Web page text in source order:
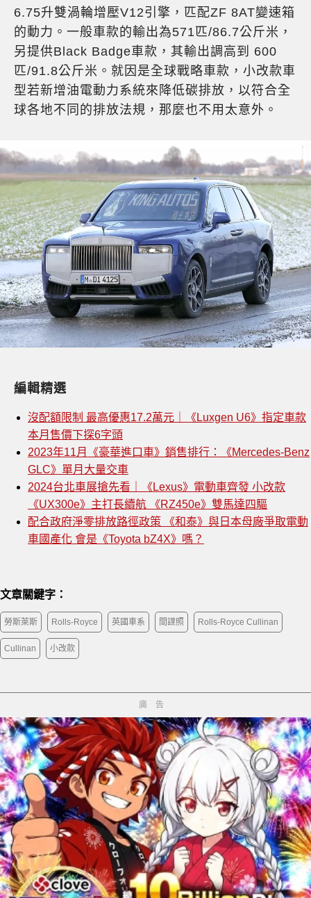
6.75升雙渦輪增壓V12引擎，匹配ZF 8AT變速箱
的動力。一般車款的輸出為571匹/86.7公斤米，
另提供Black Badge車款，其輸出調高到 600
匹/91.8公斤米。就因是全球戰略車款，小改款車
型若新增油電動力系統來降低碳排放，以符合全
球各地不同的排放法規，那麼也不用太意外。
編輯精選
沒配額限制 最高優惠17.2萬元｜《Luxgen U6》指定車款
本月售價下探6字頭
2023年11月《豪華進口車》銷售排行：《Mercedes-Benz
GLC》單月大量交車
2024台北車展搶先看｜《Lexus》電動車齊發 小改款
《UX300e》主打長續航 《RZ450e》雙馬達四驅
配合政府淨零排放路徑政策 《和泰》與日本母廠爭取電動
車國產化 會是《Toyota bZ4X》嗎？
文章關鍵字：
勞斯萊斯 Rolls-Royce 英國車系 間諜照 Rolls-Royce Cullinan
Cullinan 小改款
廣告